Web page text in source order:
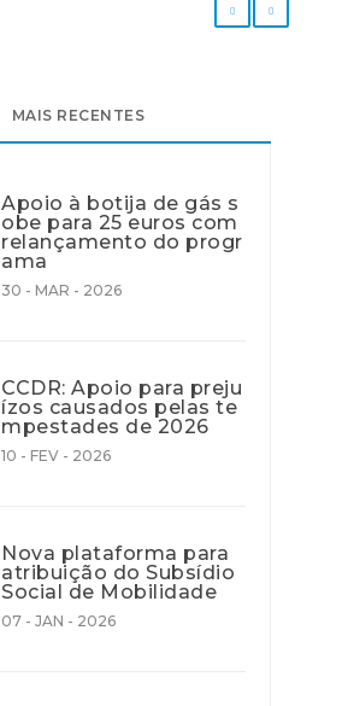
MAIS RECENTES
Apoio à botija de gás s
obe para 25 euros com
relançamento do progr
ama
30 - MAR - 2026
CCDR: Apoio para preju
ízos causados pelas te
mpestades de 2026
10 - FEV - 2026
Nova plataforma para
atribuição do Subsídio
Social de Mobilidade
07 - JAN - 2026